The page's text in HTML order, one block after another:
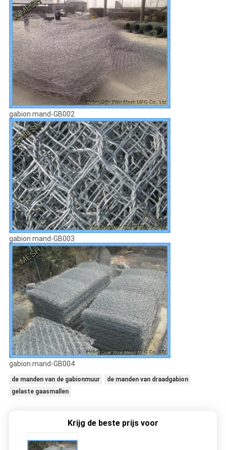
gabion mand-GB002
gabion mand-GB003
gabion mand-GB004
de manden van de gabionmuur
de manden van draadgabion
gelaste gaasmallen
Krijg de beste prijs voor